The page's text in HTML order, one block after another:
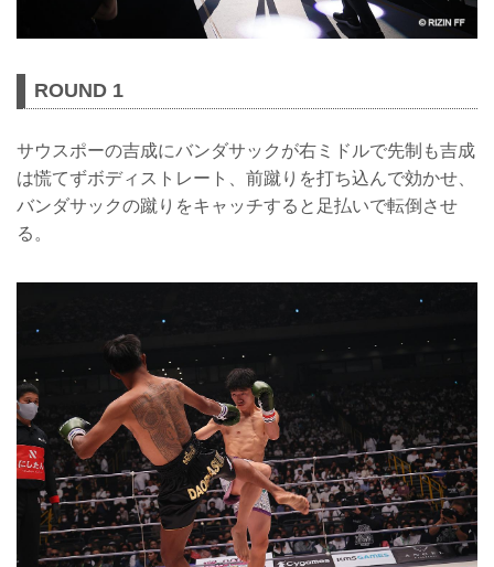
ROUND 1
サウスポーの吉成にバンダサックが右ミドルで先制も吉成
は慌てずボディストレート、前蹴りを打ち込んで効かせ、
バンダサックの蹴りをキャッチすると足払いで転倒させ
る。